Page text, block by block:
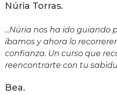
Núria Torras.
...Núria nos ha ido guiando
íbamos y ahora lo
confianza. Un curso que
reencontrarte con tu
Bea.